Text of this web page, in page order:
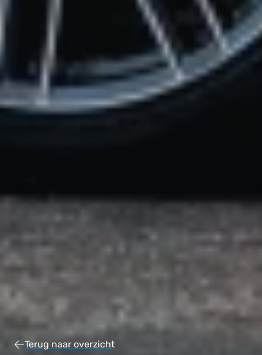
Terug naar overzicht